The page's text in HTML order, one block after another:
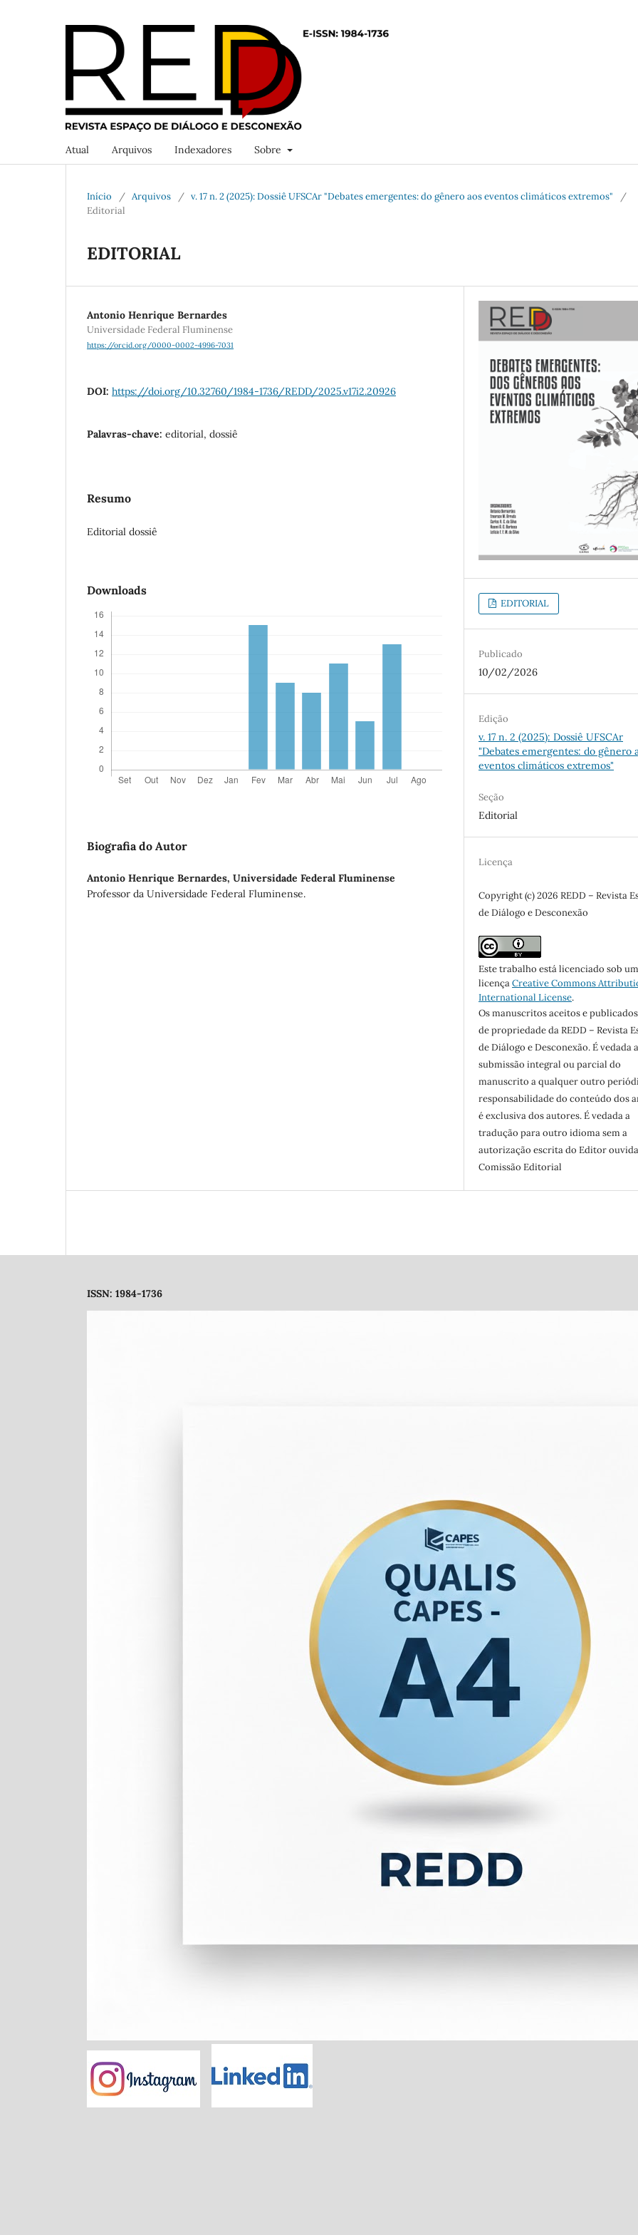
Atual Arquivos Indexadores Sobre
Início / Arquivos / v. 17 n. 2 (2025): Dossiê UFSCAr "Debates emergentes: do gênero aos eventos climáticos extremos"
/
Editorial
EDITORIAL
Antonio Henrique Bernardes
Universidade Federal Fluminense
https://orcid.org/0000-0002-4996-7031
DOI: https://doi.org/10.32760/1984-1736/REDD/2025.v17i2.20926
Palavras-chave: editorial, dossiê
Resumo
Editorial dossiê
Downloads
Biografia do Autor
Antonio Henrique Bernardes, Universidade Federal Fluminense
Professor da Universidade Federal Fluminense.
EDITORIAL
Publicado
10/02/2026
Edição
v. 17 n. 2 (2025): Dossiê UFSCAr
"Debates emergentes: do gênero
eventos climáticos extremos"
Seção
Editorial
Licença
Copyright (c) 2026 REDD – Revista
de Diálogo e Desconexão
Este trabalho está licenciado sob
licençaCreative Commons
International License.
Os manuscritos aceitos e
de propriedade da REDD – Revista
de Diálogo e Desconexão. É vedada a
submissão integral ou parcial do
manuscrito a qualquer outro
responsabilidade do conteúdo dos
é exclusiva dos autores. É vedada a
tradução para outro idioma sem a
autorização escrita do Editor
Comissão Editorial
ISSN: 1984-1736